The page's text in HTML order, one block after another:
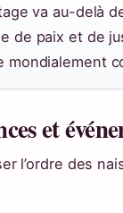
va au-delà
de paix et de
mondialement
et
l’ordre des